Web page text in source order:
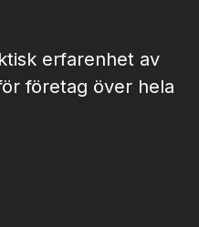
erfarenhet av
företag över hela